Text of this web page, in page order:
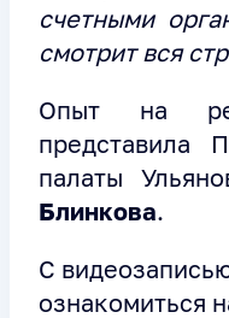
счетными
смотрит вся
Опыт на
представила
палаты
Блинкова.
С
ознакомиться